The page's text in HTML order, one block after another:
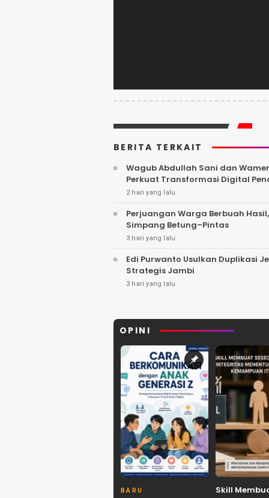
BERITA TERKAIT
Wagub Abdullah Sani dan
Perkuat Transformasi Digital
2 hari yang lalu
Perjuangan Warga Berbuah
Simpang Betung–Pintas
3 hari yang lalu
Edi Purwanto Usulkan Duplikasi
Strategis Jambi
3 hari yang lalu
OPINI
BARU
Skill